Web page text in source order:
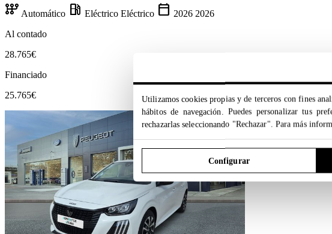
auto_transmission Automático local_gas_station Eléctrico Eléctrico calendar_today 2026 2026
Al contado
28.765€
Financiado
25.765€
Utilizamos cookies propias y de terceros con fines
hábitos de navegación. Puedes personalizar tus
rechazarlas seleccionando "Rechazar". Para más
Configurar